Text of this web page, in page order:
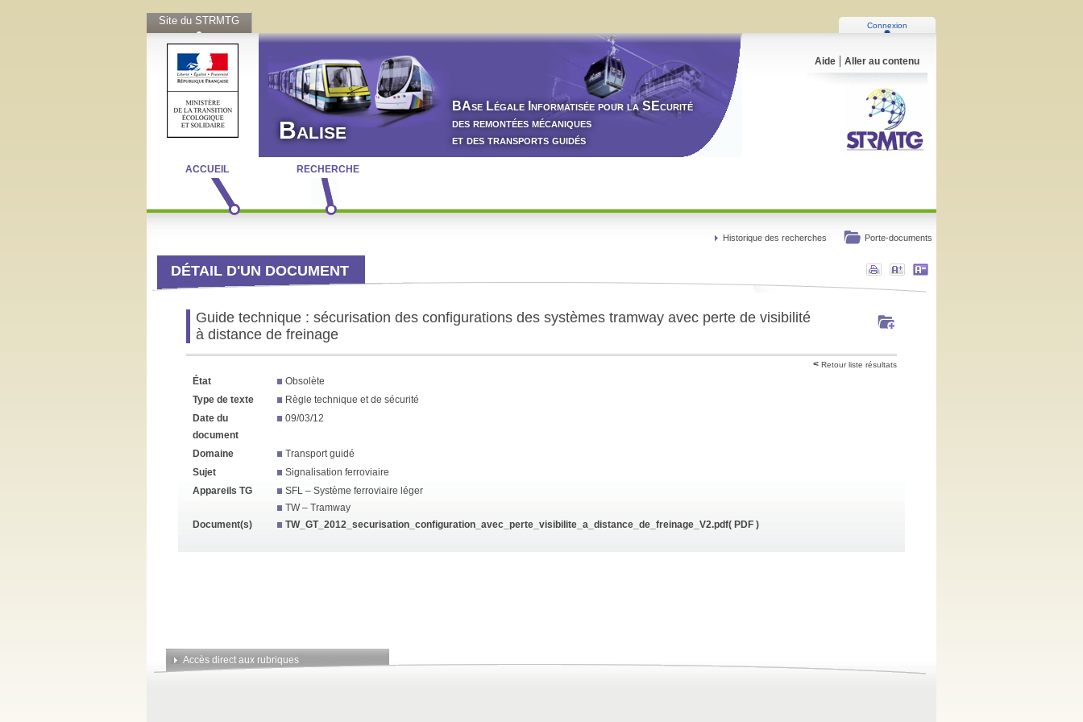
Site du STRMTG Connexion
Balise
BAse Légale Informatisée pour laSEcurité
des remontées mécaniques
et des transports guidés
Aide Aller au contenu
ACCUEIL RECHERCHE
Porte-documents
Historique des recherches
DÉTAIL D'UN DOCUMENT
Guide technique : sécurisation des configurations des systèmes tramway avec perte de visibilité
à distance de freinage
Retour liste résultats
État
Obsolète
Type de texte
Règle technique et de sécurité
Date du
document
09/03/12
Domaine
Transport guidé
Sujet
Signalisation ferroviaire
Appareils TG
SFL – Système ferroviaire léger
TW – Tramway
Document(s)
TW_GT_2012_securisation_configuration_avec_perte_visibilite_a_distance_de_freinage_V2.pdf( PDF )
Accès direct aux rubriques